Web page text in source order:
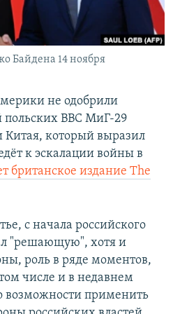
Байдена 14 ноября
не одобрили
польских ВВС МиГ-29
Китая, который выразил
к эскалации войны в
британское издание The
с начала российского
"решающую", хотя и
роль в ряде моментов,
числе и в недавнем
возможности применить